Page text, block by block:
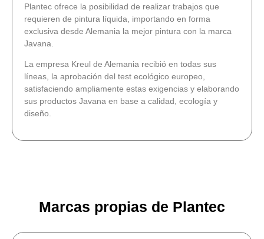
Plantec ofrece la posibilidad de realizar trabajos que
requieren de pintura líquida, importando en forma
exclusiva desde Alemania la mejor pintura con la marca
Javana.
La empresa Kreul de Alemania recibió en todas sus
líneas, la aprobación del test ecológico europeo,
satisfaciendo ampliamente estas exigencias y elaborando
sus productos Javana en base a calidad, ecología y
diseño.
Marcas propias de Plantec